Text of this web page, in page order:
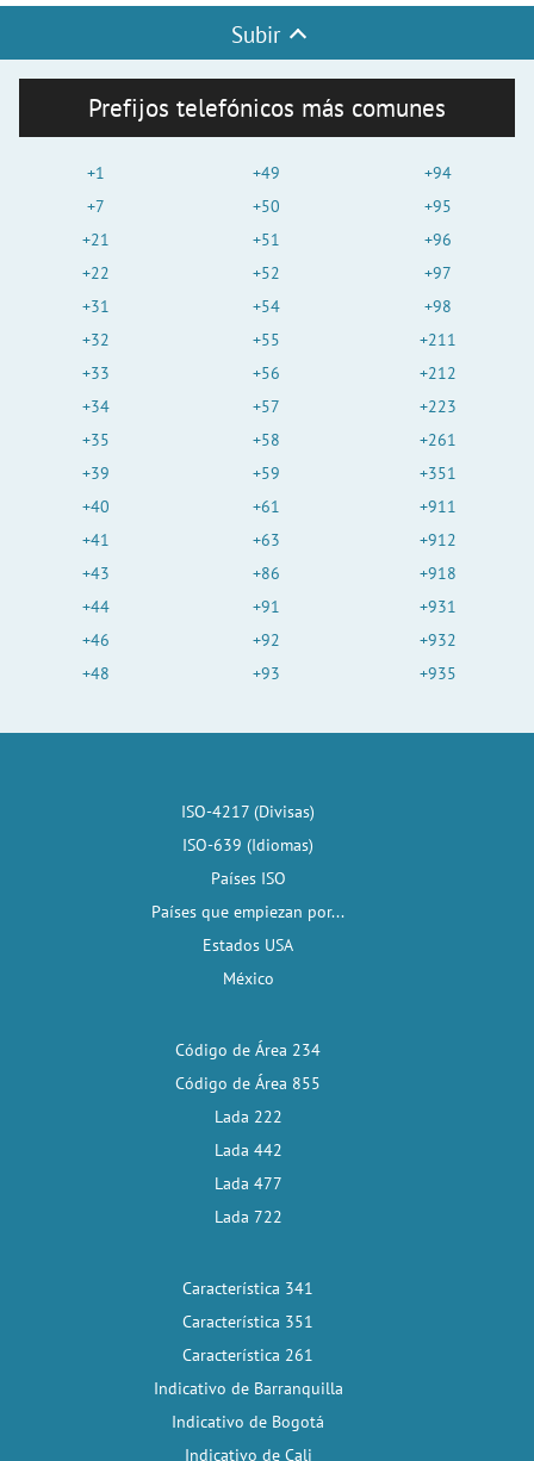
Subir
Prefijos telefónicos más comunes
+1
+7
+21
+22
+31
+32
+33
+34
+35
+39
+40
+41
+43
+44
+46
+48
+49
+50
+51
+52
+54
+55
+56
+57
+58
+59
+61
+63
+86
+91
+92
+93
+94
+95
+96
+97
+98
+211
+212
+223
+261
+351
+911
+912
+918
+931
+932
+935
ISO-4217 (Divisas)
ISO-639 (Idiomas)
Países ISO
Países que empiezan por...
Estados USA
México
Código de Área 234
Código de Área 855
Lada 222
Lada 442
Lada 477
Lada 722
Característica 341
Característica 351
Característica 261
Indicativo de Barranquilla
Indicativo de Bogotá
Indicativo de Cali